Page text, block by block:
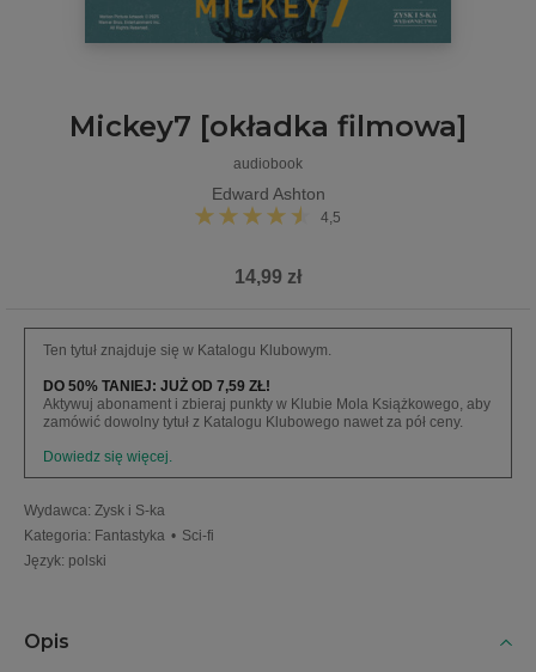
Mickey7 [okładka filmowa]
audiobook
Edward Ashton
4,5
14,99 zł
Ten tytuł znajduje się w Katalogu Klubowym.
DO 50% TANIEJ: JUŻ OD 7,59 ZŁ!
Aktywuj abonament i zbieraj punkty w Klubie Mola Książkowego, aby
zamówić dowolny tytuł z Katalogu Klubowego nawet za pół ceny.
Dowiedz się więcej.
Wydawca: Zysk i S-ka
Kategoria: Fantastyka • Sci-fi
Język: polski
Opis